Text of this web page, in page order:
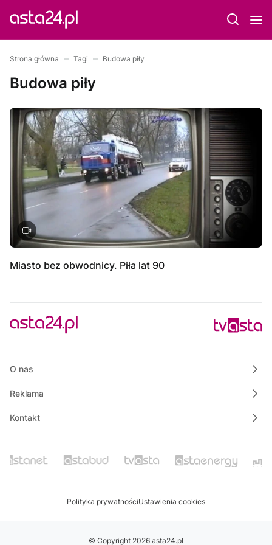
Strona główna Tagi Budowa piły
Budowa piły
Miasto bez obwodnicy. Piła lat 90
O nas
Reklama
Kontakt
Polityka prywatnościUstawienia cookies
© Copyright 2026 asta24.pl